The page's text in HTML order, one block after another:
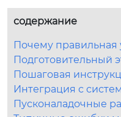
содержание
Почему правильная
Подготовительный
Пошаговая
Интеграция с
Пусконаладочные